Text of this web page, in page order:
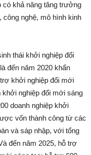
có khả năng tăng trưởng
công nghệ, mô hình kinh
thái khởi nghiệp đổi
đến năm 2020 khẩn
khởi nghiệp đổi mới
nghiệp đổi mới sáng
doanh nghiệp khởi
vốn thành công từ các
và sáp nhập, với tổng
đến năm 2025, hỗ trợ